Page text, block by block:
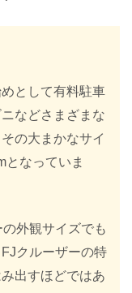
として有料駐車
などさまざまな
の大まかなサイ
となっていま
外観サイズでも
クルーザーの特
出すほどではあ